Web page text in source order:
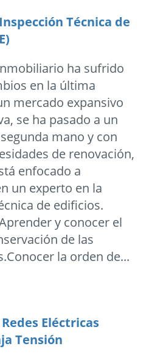
Técnica de
ha sufrido
en la última
mercado expansivo
se ha pasado a un
mano y con
de renovación,
enfocado a
un experto en la
de edificios.
y conocer el
de las
la orden de...
Eléctricas
Tensión